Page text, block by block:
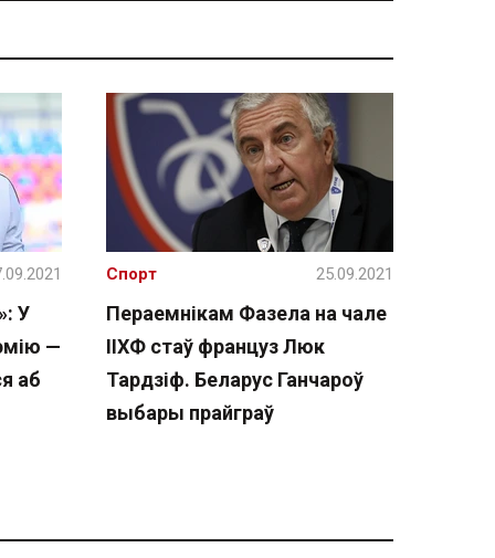
У
—
аб
Пераемнікам Фазела на чале
ІІХФ стаў француз Люк
Тардзіф. Беларус Ганчароў
выбары прайграў
Спорт 25.09.2021